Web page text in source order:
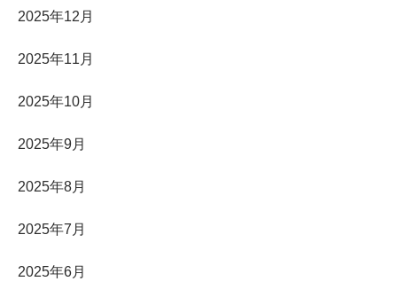
2025年12月
2025年11月
2025年10月
2025年9月
2025年8月
2025年7月
2025年6月